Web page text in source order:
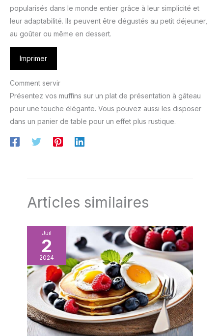
popularisés dans le monde entier grâce à leur simplicité et
leur adaptabilité. Ils peuvent être dégustés au petit déjeuner,
au goûter ou même en dessert.
Imprimer
Comment servir
Présentez vos muffins sur un plat de présentation à gâteau
pour une touche élégante. Vous pouvez aussi les disposer
dans un panier de table pour un effet plus rustique.
Articles similaires
Juil
2
2024